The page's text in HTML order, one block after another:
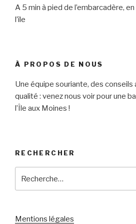
A 5 min à pied de l’embarcadère,
l’île
À PROPOS DE NOUS
Une équipe souriante, des conseils
qualité : venez nous voir pour une
l’Île aux Moines !
RECHERCHER
pour
Mentions légales